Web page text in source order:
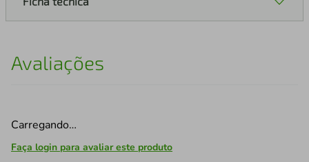
Avaliações
Carregando…
Faça login para avaliar este produto